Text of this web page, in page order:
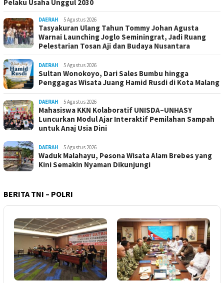
Pelaku Usaha Unggul 2030
DAERAH 5 Agustus 2026
Tasyakuran Ulang Tahun Tommy Johan Agusta
Warnai Launching Joglo Seminingrat, Jadi Ruang
Pelestarian Tosan Aji dan Budaya Nusantara
DAERAH 5 Agustus 2026
Sultan Wonokoyo, Dari Sales Bumbu hingga
Penggagas Wisata Juang Hamid Rusdi di Kota Malang
DAERAH 5 Agustus 2026
Mahasiswa KKN Kolaboratif UNISDA–UNHASY
Luncurkan Modul Ajar Interaktif Pemilahan Sampah
untuk Anaj Usia Dini
DAERAH 5 Agustus 2026
Waduk Malahayu, Pesona Wisata Alam Brebes yang
Kini Semakin Nyaman Dikunjungi
BERITA TNI – POLRI